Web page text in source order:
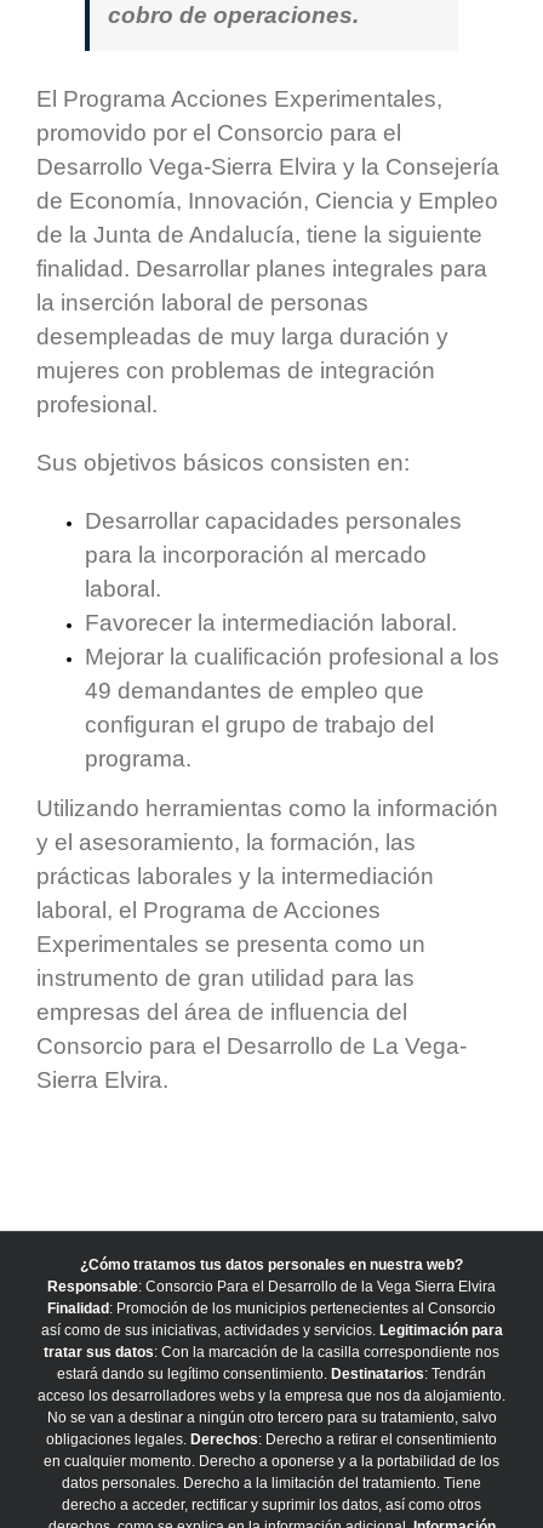
cobro de operaciones.
El Programa Acciones Experimentales,
promovido por el Consorcio para el
Desarrollo Vega-Sierra Elvira y la Consejería
de Economía, Innovación, Ciencia y Empleo
de la Junta de Andalucía, tiene la siguiente
finalidad. Desarrollar planes integrales para
la inserción laboral de personas
desempleadas de muy larga duración y
mujeres con problemas de integración
profesional.
Sus objetivos básicos consisten en:
Desarrollar capacidades personales
para la incorporación al mercado
laboral.
Favorecer la intermediación laboral.
Mejorar la cualificación profesional a los
49 demandantes de empleo que
configuran el grupo de trabajo del
programa.
Utilizando herramientas como la información
y el asesoramiento, la formación, las
prácticas laborales y la intermediación
laboral, el Programa de Acciones
Experimentales se presenta como un
instrumento de gran utilidad para las
empresas del área de influencia del
Consorcio para el Desarrollo de La Vega-
Sierra Elvira.
¿Cómo tratamos tus datos personales en nuestra web?
Responsable: Consorcio Para el Desarrollo de la Vega Sierra Elvira
Finalidad : Promoción de los municipios pertenecientes al Consorcio
así como de sus iniciativas, actividades y servicios. Legitimación para
tratar sus datos: Con la marcación de la casilla correspondiente nos
estará dando su legítimo consentimiento. Destinatarios: Tendrán
acceso los desarrolladores webs y la empresa que nos da alojamiento.
No se van a destinar a ningún otro tercero para su tratamiento, salvo
obligaciones legales. Derechos: Derecho a retirar el consentimiento
en cualquier momento. Derecho a oponerse y a la portabilidad de los
datos personales. Derecho a la limitación del tratamiento. Tiene
derecho a acceder, rectificar y suprimir los datos, así como otros